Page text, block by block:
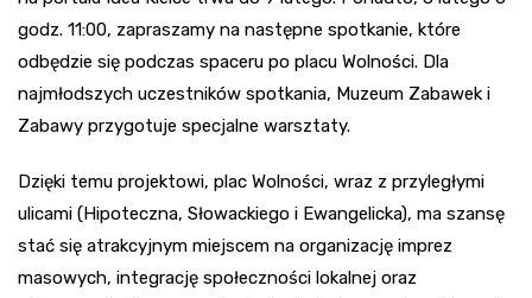
godz. 11:00, zapraszamy na następne spotkanie, które
odbędzie się podczas spaceru po placu Wolności. Dla
najmłodszych uczestników spotkania, Muzeum Zabawek i
Zabawy przygotuje specjalne warsztaty.
Dzięki temu projektowi, plac Wolności, wraz z przyległymi
ulicami (Hipoteczna, Słowackiego i Ewangelicka), ma szansę
stać się atrakcyjnym miejscem na organizację imprez
masowych, integrację społeczności lokalnej oraz